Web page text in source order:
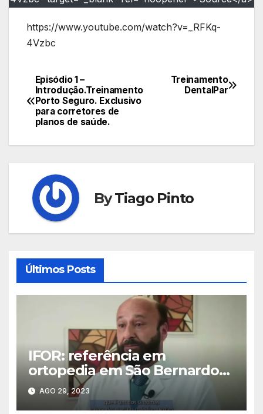
https://www.youtube.com/watch?v=_RFKq-
4Vzbc
Navegação
de
Post
Treinamento
DentalPar
Episódio 1 –
Introdução.Treinamento
Porto Seguro. Exclusivo
para corretores de
planos de saúde.
ByTiago Pinto
Últimos Posts
IFOR: referência em
ortopedia em São Bernardo
do Campo
AGO 29, 2023